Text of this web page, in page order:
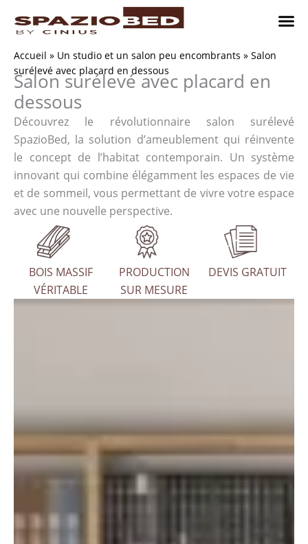
Accueil » Un studio et un salon peu encombrants » Salon
surélevé avec placard en dessous
Salon surélevé avec placard en
dessous
Découvrez le révolutionnaire salon surélevé
SpazioBed, la solution d’ameublement qui réinvente
le concept de l’habitat contemporain. Un système
innovant qui combine élégamment les espaces de vie
et de sommeil, vous permettant de vivre votre espace
avec une nouvelle perspective.
BOIS MASSIF
VÉRITABLE
PRODUCTION
SUR MESURE
DEVIS GRATUIT